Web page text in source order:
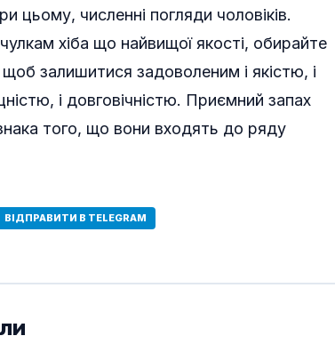
цьому, численні погляди чоловіків.
хіба що найвищої якості, обирайте
щоб залишитися задоволеним і якістю, і
і довговічністю. Приємний запах
того, що вони входять до ряду
ВІДПРАВИТИ В TELEGRAM